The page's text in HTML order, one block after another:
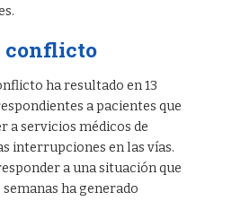
conflicto
ha resultado en 13
a pacientes que
a servicios médicos de
interrupciones en las vías.
a una situación que
ha generado